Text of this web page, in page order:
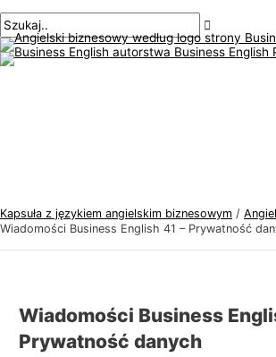
do
treści
główne
Kapsuła z językiem angielskim biznesowym /
Wiadomości Business English 41 – Prywatność
Wiadomości Business
Prywatność danych
po
wpisach
tutaj..
mail*
T
e
m
ę
a
a
S
z
u